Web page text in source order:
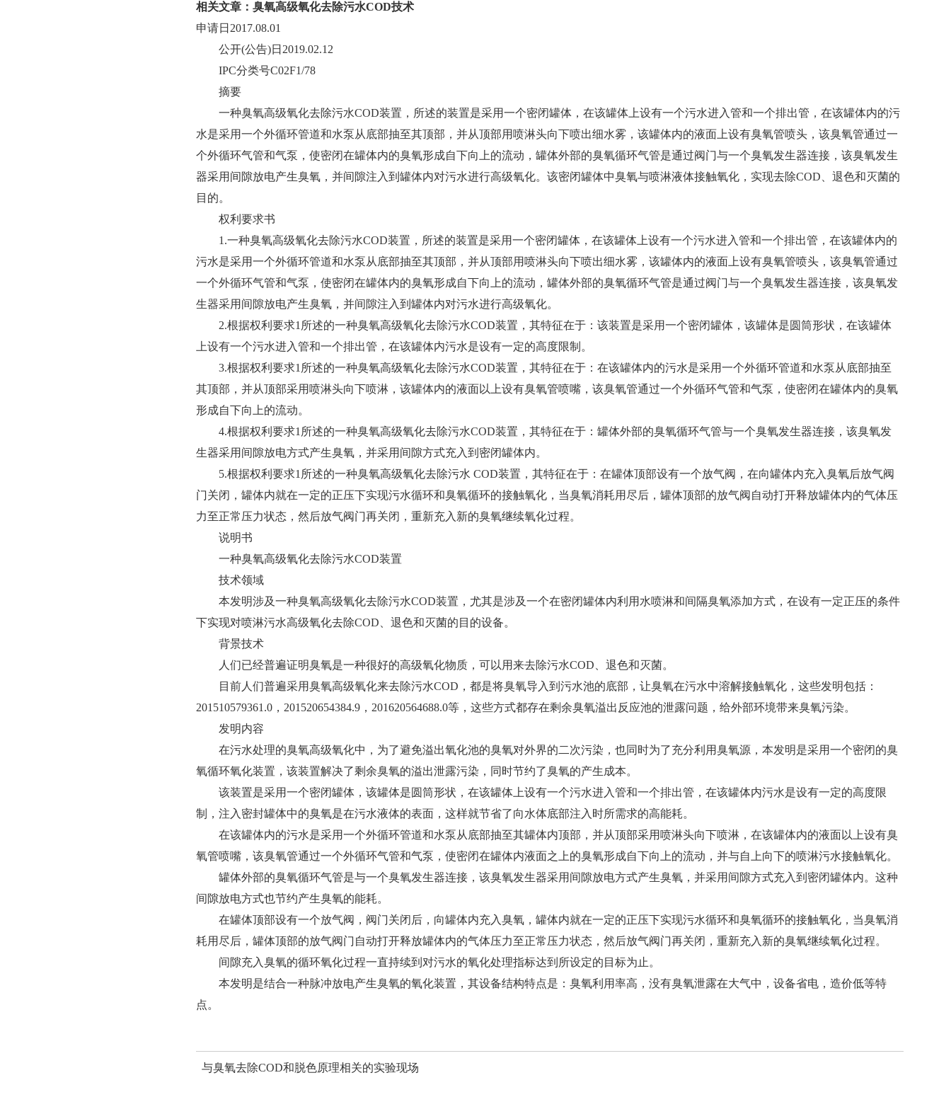
相关文章：臭氧高级氧化去除污水COD技术
申请日2017.08.01
公开(公告)日2019.02.12
IPC分类号C02F1/78
摘要
一种臭氧高级氧化去除污水COD装置，所述的装置是采用一个密闭罐体，在该罐体上设有一个污水进入管和一个排出管，在该罐体内的污
水是采用一个外循环管道和水泵从底部抽至其顶部，并从顶部用喷淋头向下喷出细水雾，该罐体内的液面上设有臭氧管喷头，该臭氧管通过一
个外循环气管和气泵，使密闭在罐体内的臭氧形成自下向上的流动，罐体外部的臭氧循环气管是通过阀门与一个臭氧发生器连接，该臭氧发生
器采用间隙放电产生臭氧，并间隙注入到罐体内对污水进行高级氧化。该密闭罐体中臭氧与喷淋液体接触氧化，实现去除COD、退色和灭菌的
目的。
权利要求书
1.一种臭氧高级氧化去除污水COD装置，所述的装置是采用一个密闭罐体，在该罐体上设有一个污水进入管和一个排出管，在该罐体内的
污水是采用一个外循环管道和水泵从底部抽至其顶部，并从顶部用喷淋头向下喷出细水雾，该罐体内的液面上设有臭氧管喷头，该臭氧管通过
一个外循环气管和气泵，使密闭在罐体内的臭氧形成自下向上的流动，罐体外部的臭氧循环气管是通过阀门与一个臭氧发生器连接，该臭氧发
生器采用间隙放电产生臭氧，并间隙注入到罐体内对污水进行高级氧化。
2.根据权利要求1所述的一种臭氧高级氧化去除污水COD装置，其特征在于：该装置是采用一个密闭罐体，该罐体是圆筒形状，在该罐体
上设有一个污水进入管和一个排出管，在该罐体内污水是设有一定的高度限制。
3.根据权利要求1所述的一种臭氧高级氧化去除污水COD装置，其特征在于：在该罐体内的污水是采用一个外循环管道和水泵从底部抽至
其顶部，并从顶部采用喷淋头向下喷淋，该罐体内的液面以上设有臭氧管喷嘴，该臭氧管通过一个外循环气管和气泵，使密闭在罐体内的臭氧
形成自下向上的流动。
4.根据权利要求1所述的一种臭氧高级氧化去除污水COD装置，其特征在于：罐体外部的臭氧循环气管与一个臭氧发生器连接，该臭氧发
生器采用间隙放电方式产生臭氧，并采用间隙方式充入到密闭罐体内。
5.根据权利要求1所述的一种臭氧高级氧化去除污水 COD装置，其特征在于：在罐体顶部设有一个放气阀，在向罐体内充入臭氧后放气阀
门关闭，罐体内就在一定的正压下实现污水循环和臭氧循环的接触氧化，当臭氧消耗用尽后，罐体顶部的放气阀自动打开释放罐体内的气体压
力至正常压力状态，然后放气阀门再关闭，重新充入新的臭氧继续氧化过程。
说明书
一种臭氧高级氧化去除污水COD装置
技术领域
本发明涉及一种臭氧高级氧化去除污水COD装置，尤其是涉及一个在密闭罐体内利用水喷淋和间隔臭氧添加方式，在设有一定正压的条件
下实现对喷淋污水高级氧化去除COD、退色和灭菌的目的设备。
背景技术
人们已经普遍证明臭氧是一种很好的高级氧化物质，可以用来去除污水COD、退色和灭菌。
目前人们普遍采用臭氧高级氧化来去除污水COD，都是将臭氧导入到污水池的底部，让臭氧在污水中溶解接触氧化，这些发明包括：
201510579361.0，201520654384.9，201620564688.0等，这些方式都存在剩余臭氧溢出反应池的泄露问题，给外部环境带来臭氧污染。
发明内容
在污水处理的臭氧高级氧化中，为了避免溢出氧化池的臭氧对外界的二次污染，也同时为了充分利用臭氧源，本发明是采用一个密闭的臭
氧循环氧化装置，该装置解决了剩余臭氧的溢出泄露污染，同时节约了臭氧的产生成本。
该装置是采用一个密闭罐体，该罐体是圆筒形状，在该罐体上设有一个污水进入管和一个排出管，在该罐体内污水是设有一定的高度限
制，注入密封罐体中的臭氧是在污水液体的表面，这样就节省了向水体底部注入时所需求的高能耗。
在该罐体内的污水是采用一个外循环管道和水泵从底部抽至其罐体内顶部，并从顶部采用喷淋头向下喷淋，在该罐体内的液面以上设有臭
氧管喷嘴，该臭氧管通过一个外循环气管和气泵，使密闭在罐体内液面之上的臭氧形成自下向上的流动，并与自上向下的喷淋污水接触氧化。
罐体外部的臭氧循环气管是与一个臭氧发生器连接，该臭氧发生器采用间隙放电方式产生臭氧，并采用间隙方式充入到密闭罐体内。这种
间隙放电方式也节约产生臭氧的能耗。
在罐体顶部设有一个放气阀，阀门关闭后，向罐体内充入臭氧，罐体内就在一定的正压下实现污水循环和臭氧循环的接触氧化，当臭氧消
耗用尽后，罐体顶部的放气阀门自动打开释放罐体内的气体压力至正常压力状态，然后放气阀门再关闭，重新充入新的臭氧继续氧化过程。
间隙充入臭氧的循环氧化过程一直持续到对污水的氧化处理指标达到所设定的目标为止。
本发明是结合一种脉冲放电产生臭氧的氧化装置，其设备结构特点是：臭氧利用率高，没有臭氧泄露在大气中，设备省电，造价低等特
点。
与臭氧去除COD和脱色原理相关的实验现场